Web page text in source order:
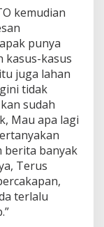
kemudian
punya
kasus-kasus
juga lahan
tidak
sudah
Mau apa lagi
berita banyak
Terus
terlalu